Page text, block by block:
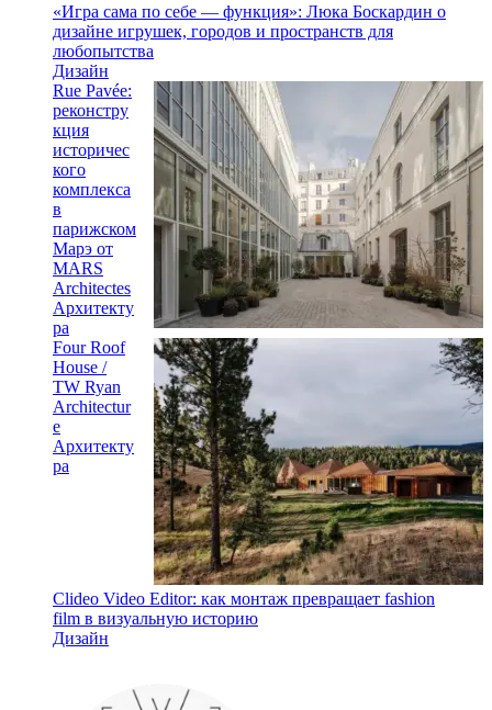
«Игра сама по себе — функция»: Люка Боскардин о
дизайне игрушек, городов и пространств для
любопытства
Дизайн
Rue Pavée:
реконстру
кция
историчес
кого
комплекса
в
парижском
Марэ от
MARS
Architectes
Архитекту
ра
Four Roof
House /
TW Ryan
Architectur
e
Архитекту
ра
Clideo Video Editor: как монтаж превращает fashion
film в визуальную историю
Дизайн